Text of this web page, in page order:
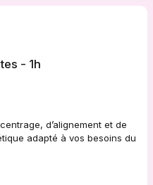
- 1h
d’alignement et de
adapté à vos besoins du